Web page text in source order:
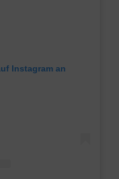
Instagram an